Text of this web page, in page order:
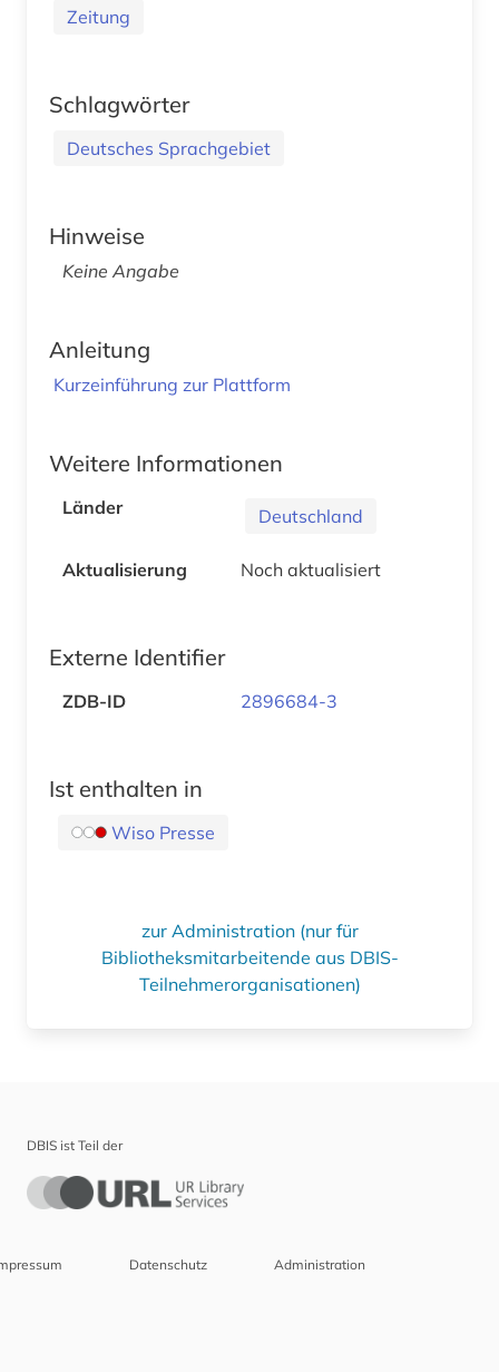
Zeitung
Schlagwörter
Deutsches Sprachgebiet
Hinweise
Keine Angabe
Anleitung
Kurzeinführung zur Plattform
Weitere Informationen
Länder Deutschland
Aktualisierung Noch aktualisiert
Externe Identifier
ZDB-ID 2896684-3
Ist enthalten in
Wiso Presse
zur Administration (nur für
Bibliotheksmitarbeitende aus DBIS-
Teilnehmerorganisationen)
DBIS ist Teil der
Datenschutz Administration